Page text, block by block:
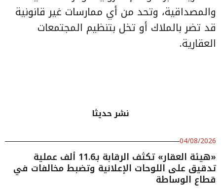
والمصداقية، وتحد من أي ممارسات غير قانونية
قد تضر بالملاك أو تخل بتنظيم المجتمعات
العقارية.
نشر حديثا
04/08/2026
«هيئة العقار» تكثف الرقابة بـ11.6 ألف عملية
تدقيق على اللوحات الإعلانية وتضبط مخالفات في
قطاع الوساطة